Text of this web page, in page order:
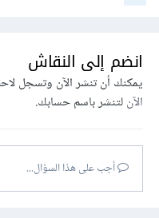
انضم إلى النقاش
يمكنك أن تنشر الآن وتسجل
الآنلتنشر باسم حسابك.
أجب على هذا السؤال...